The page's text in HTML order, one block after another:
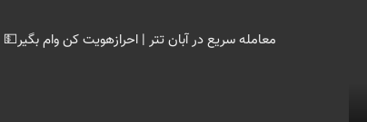
معامله سریع در آبان تتر | احرازهویت کن وام بگیر💵